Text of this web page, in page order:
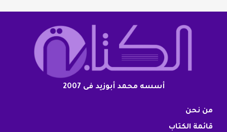
أسسه محمد أبوزيد فى 2007
من نحن
قائمة الكتاب